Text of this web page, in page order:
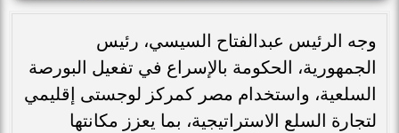
وجه الرئيس عبدالفتاح السيسي، رئيس
الجمهورية، الحكومة بالإسراع في تفعيل البورصة
السلعية، واستخدام مصر كمركز لوجستى إقليمي
لتجارة السلع الاستراتيجية، بما يعزز مكانتها